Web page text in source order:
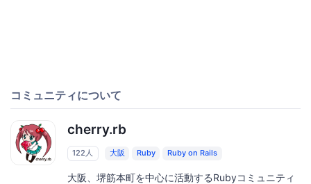
コミュニティについて
cherry.rb
122人 大阪 Ruby Ruby on Rails
大阪、堺筋本町を中心に活動するRubyコミュニティ